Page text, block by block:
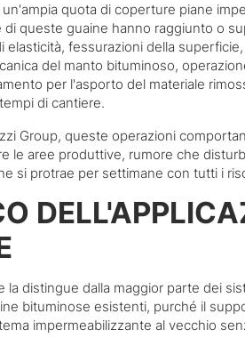
quota di coperture piane
queste guaine hanno raggiunto o
fessurazioni della
del manto bituminoso,
per l'asporto del materiale
di cantiere.
Group, queste operazioni
le aree produttive, rumore che
si protrae per settimane con tutti i
distingue dalla maggior parte dei
bituminose esistenti, purché il
impermeabilizzante al vecchio